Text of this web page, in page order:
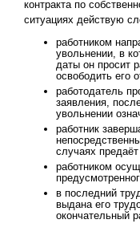
контракта по
ситуациях действую
работником
увольнении, в
даты он просит
освободить его
работодатель
заявления,
увольнении
работник
случаях
работником
в последний
выдана его
окончательный